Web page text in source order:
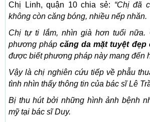
Chị Linh, quận 10 chia sẻ: “Chị đã
không còn căng bóng, nhiều nếp nhăn.
Chị tự ti lắm, nhìn già hơn tuổi nữa.
phương phápcăng da mặt tuyệt
được biết phương pháp này mang đến
Vậy là chị nghiên cứu tiếp về phẫu
tình nhìn thấy thông tin của bác sĩ Lê
Bị thu hút bởi những hình ảnh bệnh
mỹ tại bác sĩ Duy.